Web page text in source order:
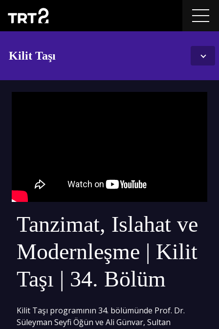
Kilit Taşı
Tanzimat, Islahat ve
Modernleşme | Kilit
Taşı | 34. Bölüm
Kilit Taşı programının 34. bölümünde Prof. Dr.
Süleyman Seyfi Öğün ve Ali Günvar, Sultan